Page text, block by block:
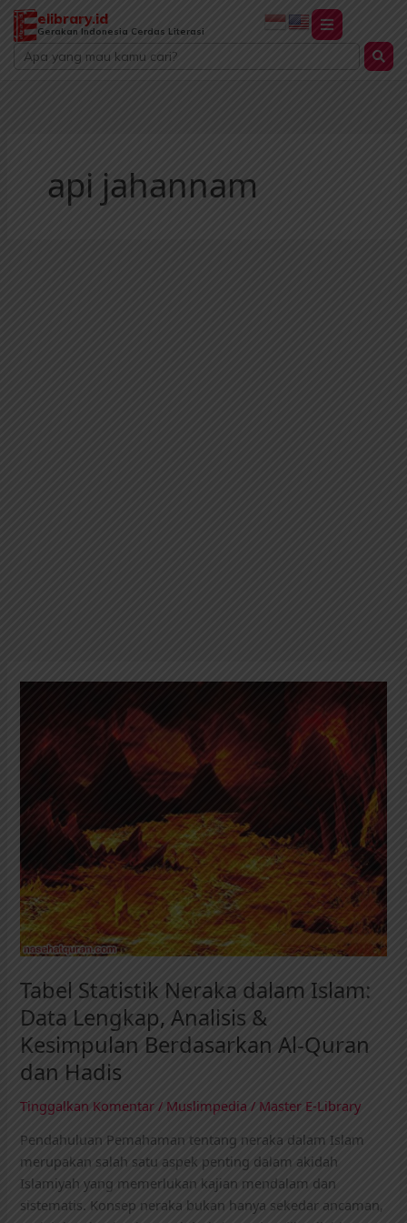
Lewati
konten
elibrary.id
Gerakan Indonesia Cerdas Literasi
Search
...
api jahannam
Tabel Statistik Neraka dalam Islam:
Data Lengkap, Analisis &
Kesimpulan Berdasarkan Al-Quran
dan Hadis
Tinggalkan Komentar / Muslimpedia / Master E-Library
Pendahuluan Pemahaman tentang neraka dalam Islam
merupakan salah satu aspek penting dalam akidah
Islamiyah yang memerlukan kajian mendalam dan
sistematis. Konsep neraka bukan hanya sekedar ancaman,
Neraka
dalam
Data
Lengkap,
&
Kesimpulan
Berdasarkan
Al-
Quran
Hadis